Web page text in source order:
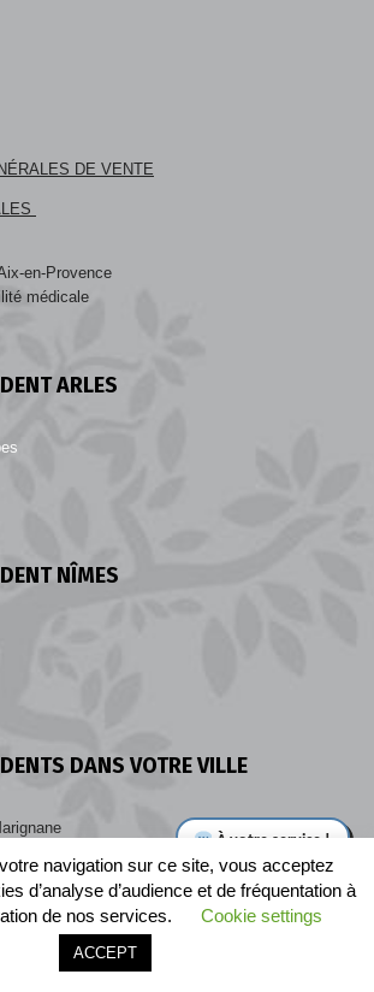
DE VENTE
en-Provence
médicale
ARLES
NÎMES
DANS VOTRE VILLE
de-Provence
en-Provence
navigation sur ce site, vous acceptez
d’analyse d’audience et de fréquentation à
de nos services.
Cookie settings
ACCEPTÊtre rappelé